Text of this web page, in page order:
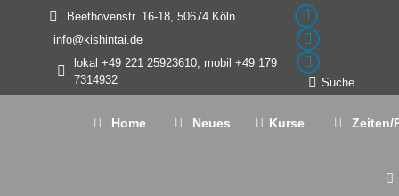
Beethovenstr. 16-18, 50674 Köln
info@kishintai.de
lokal +49 221 25923610, mobil +49 179
7314932
Facebook
page
opens
in
YouTube
page
opens
Facebook
page
opens
Search:
Suche
Home Neues Kurse Zeiten/